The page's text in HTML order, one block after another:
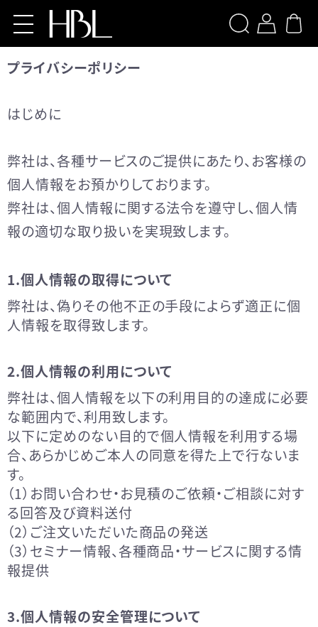
プライバシーポリシー
はじめに
弊社は、各種サービスのご提供にあたり、お客様の
個人情報をお預かりしております。
弊社は、個人情報に関する法令を遵守し、個人情
報の適切な取り扱いを実現致します。
1.個人情報の取得について
弊社は、偽りその他不正の手段によらず適正に個
人情報を取得致します。
2.個人情報の利用について
弊社は、個人情報を以下の利用目的の達成に必要
な範囲内で、利用致します。
以下に定めのない目的で個人情報を利用する場
合、あらかじめご本人の同意を得た上で行ないま
す。
（1）お問い合わせ・お見積のご依頼・ご相談に対す
る回答及び資料送付
（2）ご注文いただいた商品の発送
（3）セミナー情報、各種商品・サービスに関する情
報提供
3.個人情報の安全管理について
検索
Products
【導入サロン様専用】HBL BEAUTY
【導入サロン様専用】HBL
PROFESSIONAL
【導入サロン様専用】Brow XENNA
LOGIN
お問い合わせ
当サイトについて
特定商取引法に基づく表記
プライバシーポリシー
利用規約
一般の方はこちら（HBL BEAUTY 公式サイト）